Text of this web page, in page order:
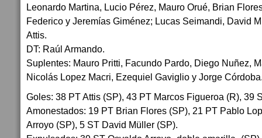
Leonardo Martina, Lucio Pérez, Mauro Orué, Brian
Federico y Jeremías Giménez; Lucas Seimandi, David
Attis.
DT: Raúl Armando.
Suplentes: Mauro Pritti, Facundo Pardo, Diego Nuñez,
Nicolás Lopez Macri, Ezequiel Gaviglio y Jorge
Goles: 38 PT Attis (SP), 43 PT Marcos Figueroa (R), 39
Amonestados: 19 PT Brian Flores (SP), 21 PT Pablo
Arroyo (SP), 5 ST David Müller (SP).